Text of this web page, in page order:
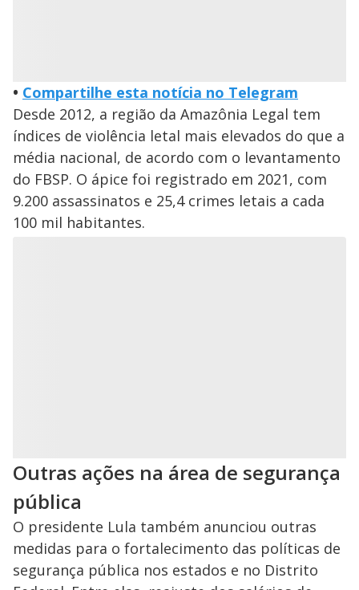
• Compartilhe esta notícia no Telegram
Desde 2012, a região da Amazônia Legal tem
índices de violência letal mais elevados do que a
média nacional, de acordo com o levantamento
do FBSP. O ápice foi registrado em 2021, com
9.200 assassinatos e 25,4 crimes letais a cada
100 mil habitantes.
Outras ações na área de segurança
pública
O presidente Lula também anunciou outras
medidas para o fortalecimento das políticas de
segurança pública nos estados e no Distrito